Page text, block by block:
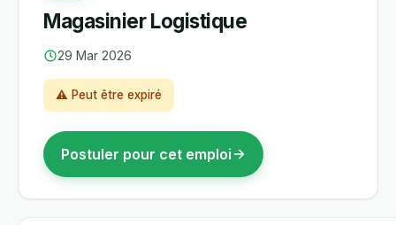
Magasinier Logistique
29 Mar 2026
⚠ Peut être expiré
Postuler pour cet emploi